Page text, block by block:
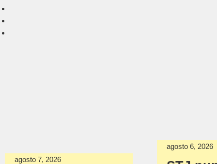
agosto 7, 2026
agosto 6, 2026